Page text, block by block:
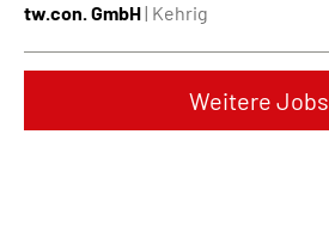
tw.con. GmbH| Kehrig
Weitere Jobs